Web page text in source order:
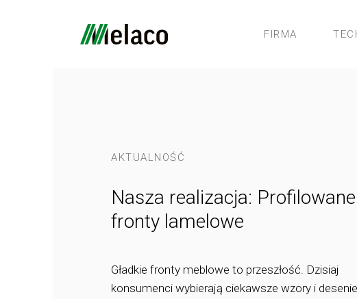
FIRMA
AKTUALNOŚĆ
Nasza realizacja: Profilowane
fronty lamelowe
Gładkie fronty meblowe to przeszłość. Dzisiaj
konsumenci wybierają ciekawsze wzory i